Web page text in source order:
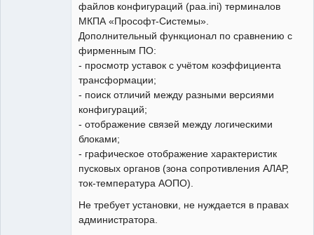
файлов конфигураций (paa.ini) терминалов
МКПА «Прософт-Системы».
Дополнительный функционал по сравнению с
фирменным ПО:
- просмотр уставок с учётом коэффициента
трансформации;
- поиск отличий между разными версиями
конфигураций;
- отображение связей между логическими
блоками;
- графическое отображение характеристик
пусковых органов (зона сопротивления АЛАР,
ток-температура АОПО).
Не требует установки, не нуждается в правах
администратора.